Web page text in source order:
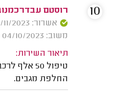
רוסטם
אשרור: 14/11/2023
משוב: 04/10/2023
תיאור השירות:
החלפת מגבים.
10